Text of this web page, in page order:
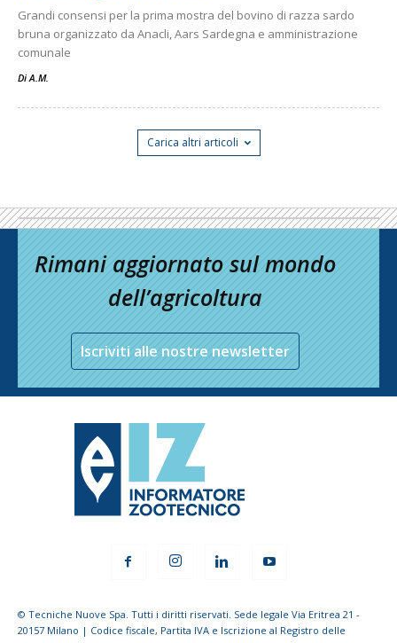
Grandi consensi per la prima mostra del bovino di razza sardo
bruna organizzato da Anacli, Aars Sardegna e amministrazione
comunale
DiA.M.
Carica altri articoli
Rimani aggiornato sul mondo
dell’agricoltura
Iscriviti alle nostre newsletter
© Tecniche Nuove Spa. Tutti i diritti riservati. Sede legale Via Eritrea 21 -
20157 Milano | Codice fiscale, Partita IVA e Iscrizione al Registro delle